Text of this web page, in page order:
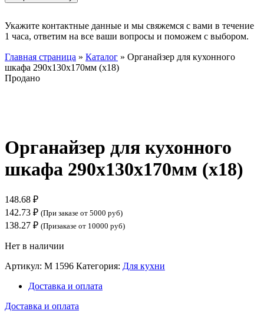
Укажите контактные данные и мы свяжемся с вами в течение
1 часа, ответим на все ваши вопросы и поможем с выбором.
Главная страница » Каталог » Органайзер для кухонного
шкафа 290х130х170мм (х18)
Продано
Органайзер для кухонного
шкафа 290х130х170мм (х18)
148.68 ₽
142.73 ₽ (При заказе от 5000 руб)
138.27 ₽ (Призаказе от 10000 руб)
Нет в наличии
Артикул: М 1596 Категория: Для кухни
Доставка и оплата
Доставка и оплата